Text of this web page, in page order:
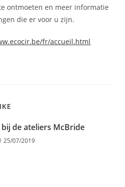
ontmoeten en meer informatie
die er voor u zijn.
fr/accueil.html
de ateliers McBride
25/07/2019